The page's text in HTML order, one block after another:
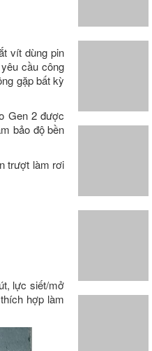
vít dùng pin
cầu công
gặp bất kỳ
Gen 2 được
bảo độ bền
trượt làm rơi
lực siết/mở
hợp làm